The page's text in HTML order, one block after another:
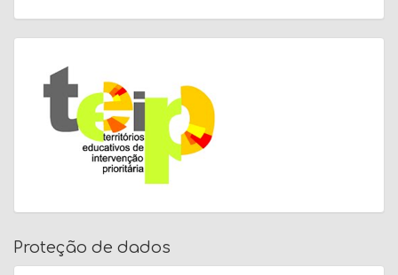
Proteção de dados